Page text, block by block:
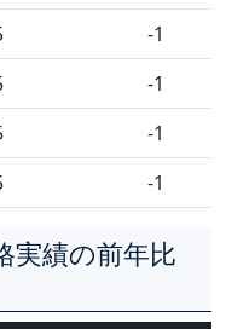
-1
-1
-1
-1
実績の前年比